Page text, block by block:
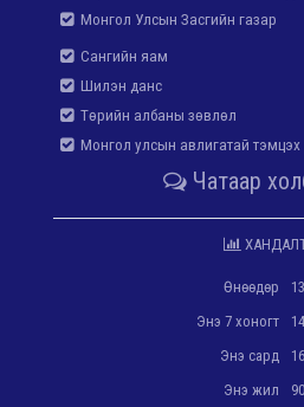
Монгол Улсын Засгийн газар
Сангийн яам
Шилэн данс
Төрийн албаны зөвлөл
Монгол улсын авлигатай тэмцэх
Чатаар
Өнөөдөр
Энэ 7 хоногт
Энэ сард
Энэ жил